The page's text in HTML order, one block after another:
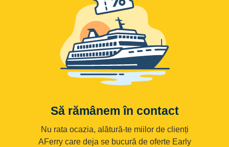
Să rămânem în contact
Nu rata ocazia, alătură-te miilor de clienți
AFerry care deja se bucură de oferte Early